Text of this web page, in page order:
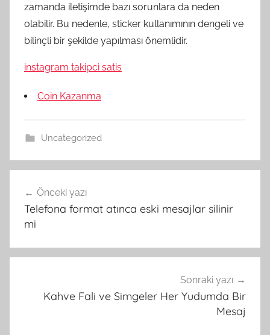
zamanda iletişimde bazı sorunlara da neden
olabilir. Bu nedenle, sticker kullanımının dengeli ve
bilinçli bir şekilde yapılması önemlidir.
instagram takipci satis
Coin Kazanma
Uncategorized
gezinmesi
Önceki yazı
Telefona format atınca eski mesajlar silinir
mi
Sonraki yazı
Kahve Fali ve Simgeler Her Yudumda Bir
Mesaj